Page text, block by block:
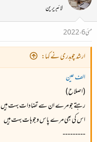
لائبریرین
مئی 6، 2022
ارشد چوہدری نے کہا:
الف عین
(اصلاح)
رہتے جو مرے ان سے تضادات بہت ہیں
اس کی بھی مرے پاس وجوہات بہت ہیں
---------